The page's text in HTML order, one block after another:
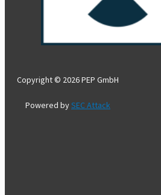
Copyright © 2026 PEP GmbH
Powered bySEC Attack